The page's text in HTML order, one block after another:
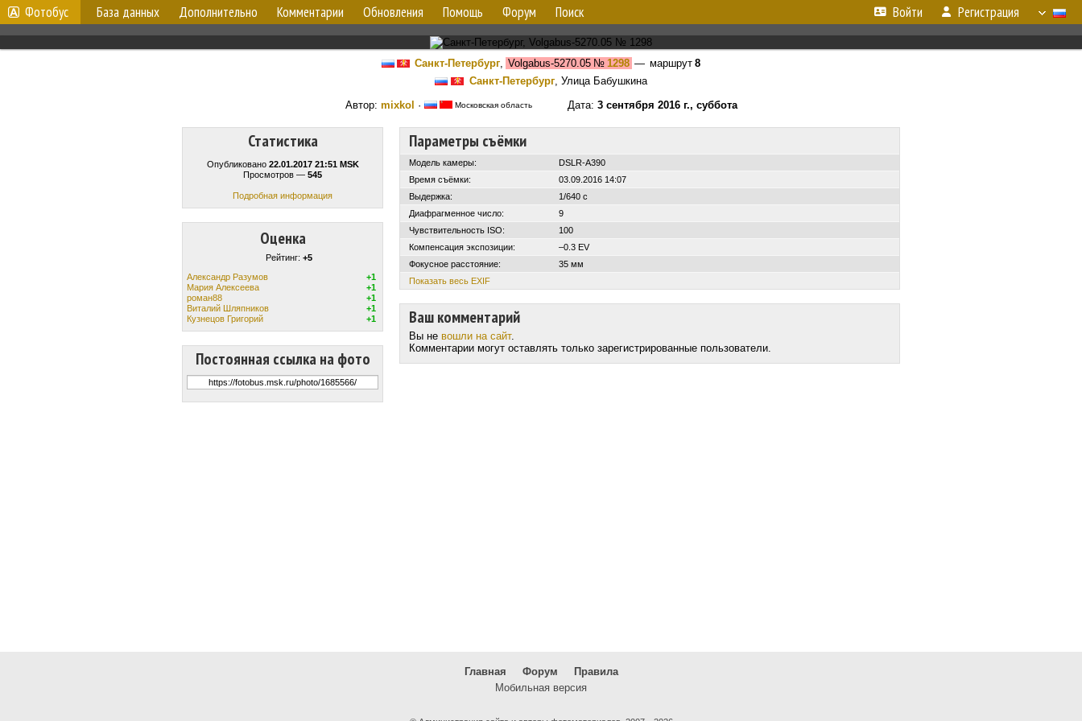
Фотобус База данных Дополнительно Комментарии Обновления Помощь Форум Поиск Войти Регистрация
Санкт-Петербург, Volgabus-5270.05 № 1298 — маршрут 8
Санкт-Петербург, Улица Бабушкина
Автор: mixkol · Московская областьДата: 3 сентября 2016 г., суббота
Статистика
Опубликовано 22.01.2017 21:51 MSK
Просмотров — 545
Подробная информация
Оценка
Рейтинг: +5
Александр Разумов
+1
Мария Алексеева
+1
роман88
+1
Виталий Шляпникoв
+1
Кузнецов Григорий
+1
Постоянная ссылка на фото
Параметры съёмки
Модель камеры:
DSLR-A390
Время съёмки:
03.09.2016 14:07
Выдержка:
1/640 с
Диафрагменное число:
9
Чувствительность ISO:
100
Компенсация экспозиции:
–0.3 EV
Фокусное расстояние:
35 мм
Показать весь EXIF
Ваш комментарий
Вы не вошли на сайт.
Комментарии могут оставлять только зарегистрированные пользователи.
Главная Форум
Правила
Мобильная версия